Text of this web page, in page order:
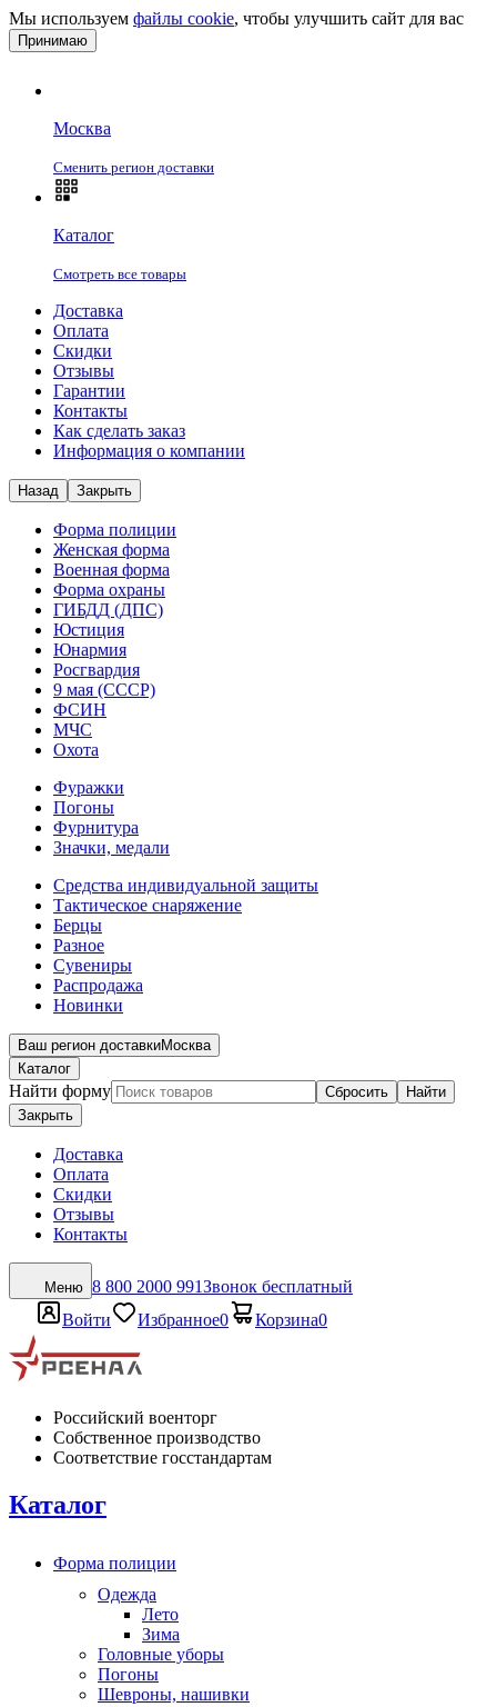
Мы используем файлы cookie, чтобы улучшить сайт для вас
Принимаю
Москва
Сменить регион доставки
Каталог
Смотреть все товары
Доставка
Оплата
Скидки
Отзывы
Гарантии
Контакты
Как сделать заказ
Информация о компании
Назад Закрыть
Форма полиции
Женская форма
Военная форма
Форма охраны
ГИБДД (ДПС)
Юстиция
Юнармия
Росгвардия
9 мая (СССР)
ФСИН
МЧС
Охота
Фуражки
Погоны
Фурнитура
Значки, медали
Средства индивидуальной защиты
Тактическое снаряжение
Берцы
Разное
Сувениры
Распродажа
Новинки
Ваш регион доставкиМосква
Каталог
Найти форму Сбросить
Найти
Закрыть
Доставка
Оплата
Скидки
Отзывы
Контакты
Меню 8 800 2000 991Звонок бесплатный
Войти
Избранное0 Корзина0
Российский военторг
Собственное производство
Соответствие госстандартам
Каталог
Форма полиции
Одежда
Лето
Зима
Головные уборы
Погоны
Шевроны, нашивки